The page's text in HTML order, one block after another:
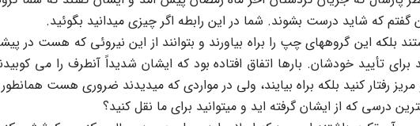
که شاید درست بشوند. شما در این رابطه اگر چیزی میدانید بگوئید.
این گروههای چپ را براه بیاورند و بتوانند از این نیروئی که هست در
تأیید خودشان. بارها اتفاق افتاده بود که ایشان شدیداً آنطرف را می
مریز رفتار کنید بلکه براه بیایند، ولی در مواردی که میدیدند ضروری هست
درسی که از ایشان گرفته اید و میتوانید برای ما نقل کنید؟